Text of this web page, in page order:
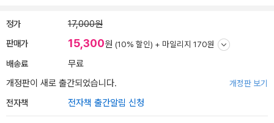
정가 17,000원
판매가 15,300원 (10% 할인) + 마일리지 170원
배송료
무료
개정판이 새로 출간되었습니다.
개정판 보기
전자책 전자책 출간알림 신청